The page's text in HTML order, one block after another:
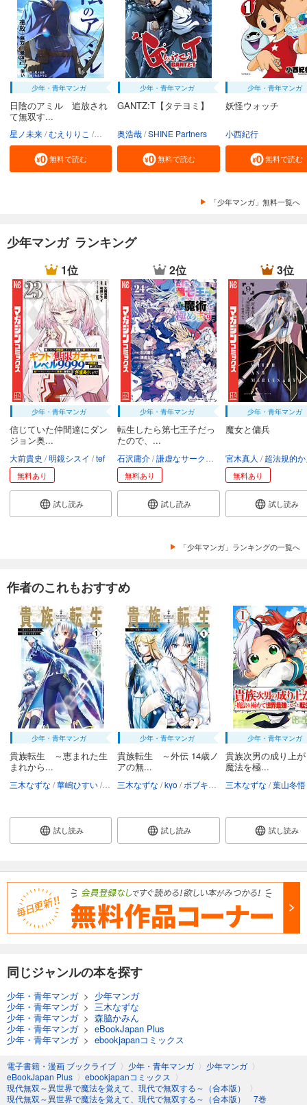
少年・青年マンガ
日陰のアミル 追放され
て無双す...
星ノ未来 むえりりこ フーモア
無料で読む
少年・青年マンガ
GANTZ:T【タテヨミ】
奥浩哉 SHINE Partners
無料で読む
少年・青年マンガ
妖怪ウォッチ
小西紀行
無料で読む
「少年マンガ」無料一覧へ
少年マンガ ランキング
1位
少年・青年マンガ
信じていた仲間達にダン
ジョン奥...
大前貴史 明鏡シスイ tef
無料あり
試し読み
2位
少年・青年マンガ
転生したら第七王子だっ
たので、...
石沢庸介 謙虚なサークル メル。
無料あり
試し読み
3位
少年・青年マンガ
魔女と傭兵
宮木真人 超法規的か
無料あり
試し読み
「少年マンガ」ランキングの一覧へ
作者のこれもおすすめ
少年・青年マンガ
貴族転生 ～恵まれた生
まれから...
三木なずな 華嶋ひすい 栗元健太郎
試し読み
少年・青年マンガ
貴族転生 ～外伝 14歳ノ
アの無...
三木なずな kyo ボブキャ 栗元健太郎
試し読み
少年・青年マンガ
貴族次男の成り上
魔法を極...
三木なずな 葉山冬悟
試し読み
同じジャンルの本を探す
少年・青年マンガ> 少年マンガ
少年・青年マンガ> 三木なずな
少年・青年マンガ> 森脇かみん
少年・青年マンガ> eBookJapan Plus
少年・青年マンガ> ebookjapanコミックス
電子書籍・漫画 ブックライブ 〉 少年・青年マンガ 〉 少年マンガ 〉
eBookJapan Plus 〉 ebookjapanコミックス 〉
現代無双～異世界で魔法を覚えて、現代で無双する～（合本版）
〉
現代無双～異世界で魔法を覚えて、現代で無双する～（合本版） 7巻